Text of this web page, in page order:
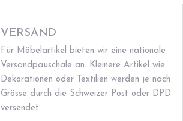
VERSAND
Für Möbelartikel bieten wir eine nationale
Versandpauschale an. Kleinere Artikel wie
Dekorationen oder Textilien werden je nach
Grösse durch die Schweizer Post oder DPD
versendet.